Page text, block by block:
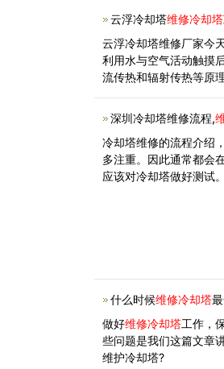
云浮冷却塔维修冷却塔
云浮冷却塔维修厂家今
利用水与空气活动触摸
流传热和辐射传热等原
深圳冷却塔维修流程,
冷却塔维修的流程介绍
多注重。因此通常都会
应该对冷却塔做好测试
什么时候维修冷却塔
做好维修冷却塔工作，
些问题是我们这篇文章
维护冷却塔?